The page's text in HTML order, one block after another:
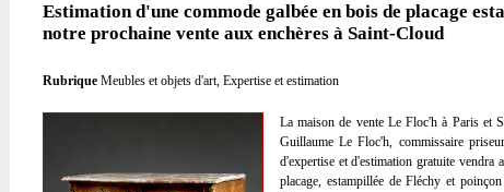
Estimation d'une commode galbée en bois de placage
notre prochaine vente aux enchères à Saint-Cloud
Rubrique Meubles et objets d'art, Expertise et estimation
La maison de vente Le Floc'h à Paris et
Guillaume Le Floc'h, commissaire
d'expertise et d'estimation gratuite vendra
placage, estampillée de Fléchy et